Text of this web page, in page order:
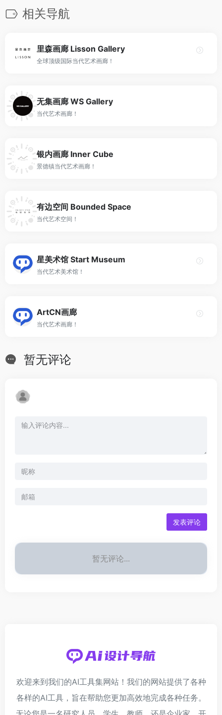
相关导航
里森画廊 Lisson Gallery
全球顶级国际当代艺术画廊！
无集画廊 WS Gallery
当代艺术画廊！
银内画廊 Inner Cube
景德镇当代艺术画廊！
有边空间 Bounded Space
当代艺术空间！
星美术馆 Start Museum
当代艺术美术馆！
ArtCN画廊
当代艺术画廊！
暂无评论
发表评论
暂无评论...
欢迎来到我们的AI工具集网站！我们的网站提供了各种
各样的AI工具，旨在帮助您更加高效地完成各种任务。